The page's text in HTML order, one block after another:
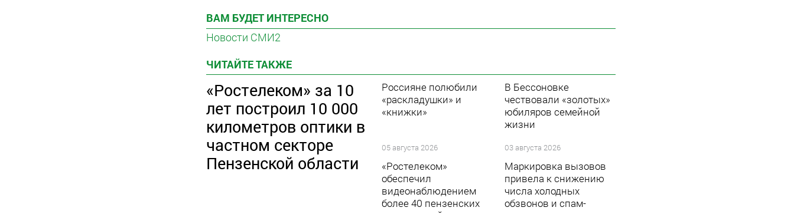
ВАМ БУДЕТ ИНТЕРЕСНО
Новости СМИ2
ЧИТАЙТЕ ТАКЖЕ
«Ростелеком» за 10
лет построил 10 000
километров оптики в
частном секторе
Пензенской области
Россияне полюбили
«раскладушки» и
«книжки»
05 августа 2026
В Бессоновке
чествовали «золотых»
юбиляров семейной
жизни
03 августа 2026
«Ростелеком»
обеспечил
видеонаблюдением
более 40 пензенских
Маркировка вызовов
привела к снижению
числа холодных
обзвонов и спам-